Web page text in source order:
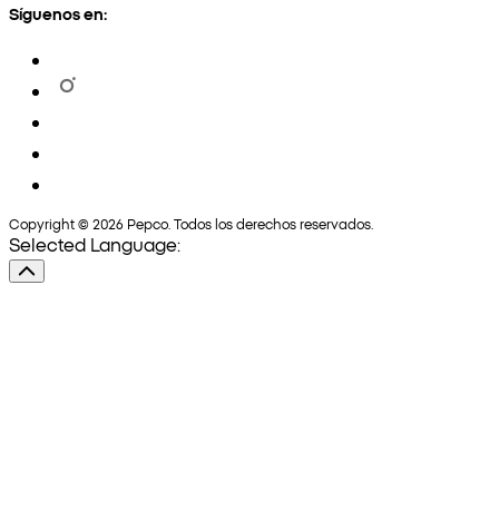
Síguenos en:
Copyright © 2026 Pepco. Todos los derechos reservados.
Selected Language: